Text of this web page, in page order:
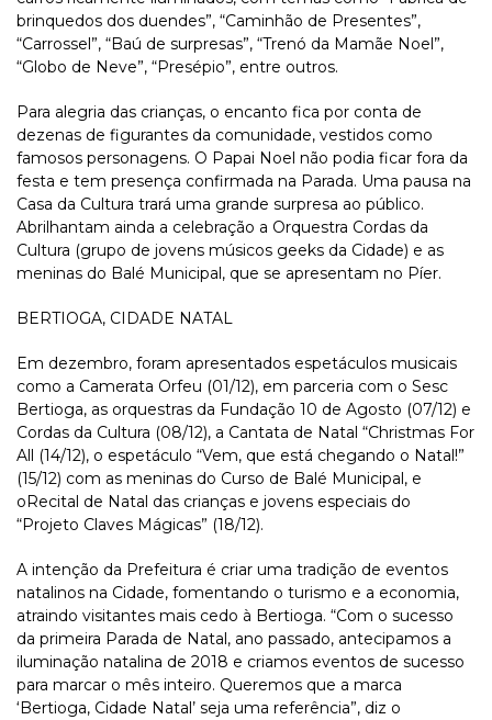
brinquedos dos duendes”, “Caminhão de Presentes”,
“Carrossel”, “Baú de surpresas”, “Trenó da Mamãe Noel”,
“Globo de Neve”, “Presépio”, entre outros.
Para alegria das crianças, o encanto fica por conta de
dezenas de figurantes da comunidade, vestidos como
famosos personagens. O Papai Noel não podia ficar fora da
festa e tem presença confirmada na Parada. Uma pausa na
Casa da Cultura trará uma grande surpresa ao público.
Abrilhantam ainda a celebração a Orquestra Cordas da
Cultura (grupo de jovens músicos geeks da Cidade) e as
meninas do Balé Municipal, que se apresentam no Píer.
BERTIOGA, CIDADE NATAL
Em dezembro, foram apresentados espetáculos musicais
como a Camerata Orfeu (01/12), em parceria com o Sesc
Bertioga, as orquestras da Fundação 10 de Agosto (07/12) e
Cordas da Cultura (08/12), a Cantata de Natal “Christmas For
All (14/12), o espetáculo “Vem, que está chegando o Natal!”
(15/12) com as meninas do Curso de Balé Municipal, e
oRecital de Natal das crianças e jovens especiais do
“Projeto Claves Mágicas” (18/12).
A intenção da Prefeitura é criar uma tradição de eventos
natalinos na Cidade, fomentando o turismo e a economia,
atraindo visitantes mais cedo à Bertioga. “Com o sucesso
da primeira Parada de Natal, ano passado, antecipamos a
iluminação natalina de 2018 e criamos eventos de sucesso
para marcar o mês inteiro. Queremos que a marca
‘Bertioga, Cidade Natal’ seja uma referência”, diz o